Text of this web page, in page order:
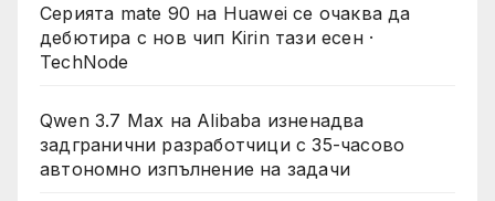
Серията mate 90 на Huawei се очаква да
дебютира с нов чип Kirin тази есен ·
TechNode
Qwen 3.7 Max на Alibaba изненадва
задгранични разработчици с 35-часово
автономно изпълнение на задачи